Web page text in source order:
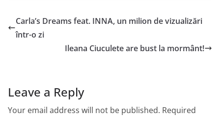
Carla’s Dreams feat. INNA, un milion de vizualizări
într-o zi
Ileana Ciuculete are bust la mormânt!
Leave a Reply
Your email address will not be published. Required